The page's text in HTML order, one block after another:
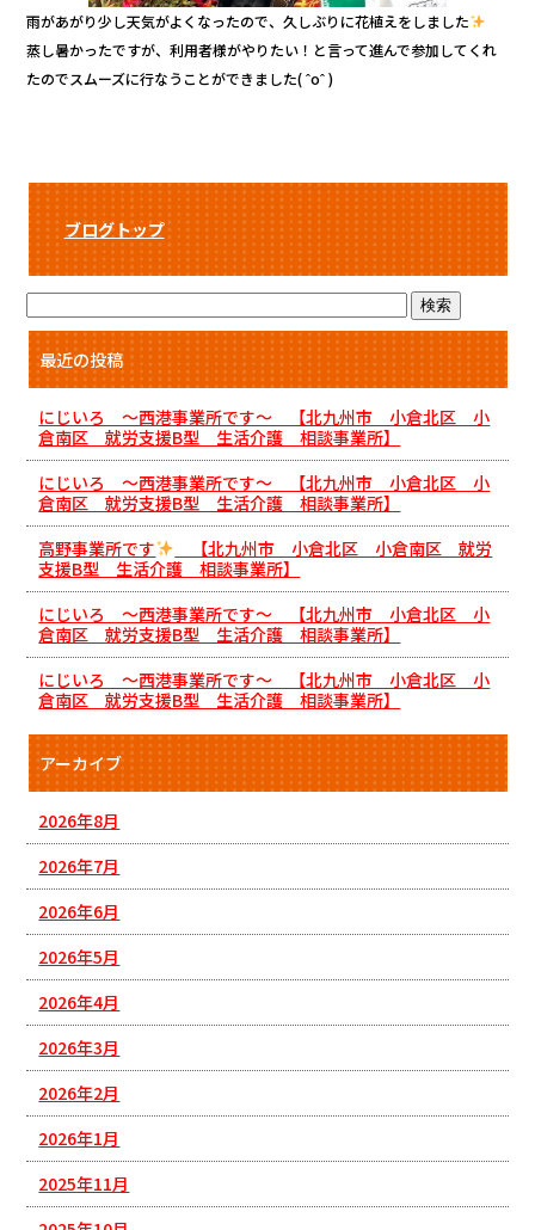
雨があがり少し天気がよくなったので、久しぶりに花植えをしました
蒸し暑かったですが、利用者様がやりたい！と言って進んで参加してくれ
たのでスムーズに行なうことができました( ˆoˆ )
ブログトップ
最近の投稿
にじいろ ～西港事業所です～ 【北九州市 小倉北区 小
倉南区 就労支援B型 生活介護 相談事業所】
にじいろ ～西港事業所です～ 【北九州市 小倉北区 小
倉南区 就労支援B型 生活介護 相談事業所】
高野事業所です
【北九州市 小倉北区 小倉南区 就労
支援B型 生活介護 相談事業所】
にじいろ ～西港事業所です～ 【北九州市 小倉北区 小
倉南区 就労支援B型 生活介護 相談事業所】
にじいろ ～西港事業所です～ 【北九州市 小倉北区 小
倉南区 就労支援B型 生活介護 相談事業所】
アーカイブ
2026年8月
2026年7月
2026年6月
2026年5月
2026年4月
2026年3月
2026年2月
2026年1月
2025年11月